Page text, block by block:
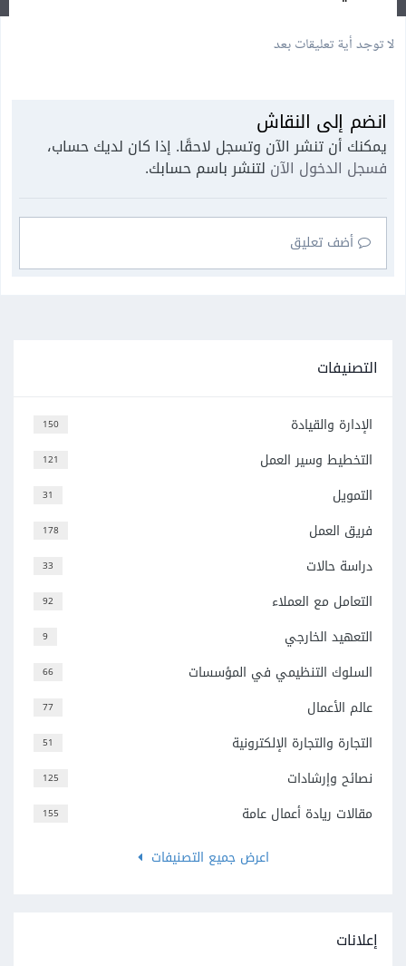
لا توجد أية تعليقات بعد
انضم إلى النقاش
يمكنك أن تنشر الآن وتسجل لاحقًا. إذا كان لديك حساب،
فسجل الدخول الآن لتنشر باسم حسابك.
أضف تعليق
التصنيفات
150 الإدارة والقيادة
121 التخطيط وسير العمل
31 التمويل
178 فريق العمل
33 دراسة حالات
92 التعامل مع العملاء
9 التعهيد الخارجي
66 السلوك التنظيمي في المؤسسات
77 عالم الأعمال
51 التجارة والتجارة الإلكترونية
125 نصائح وإرشادات
155
مقالات ريادة أعمال عامة
اعرض جميع التصنيفات
إعلانات